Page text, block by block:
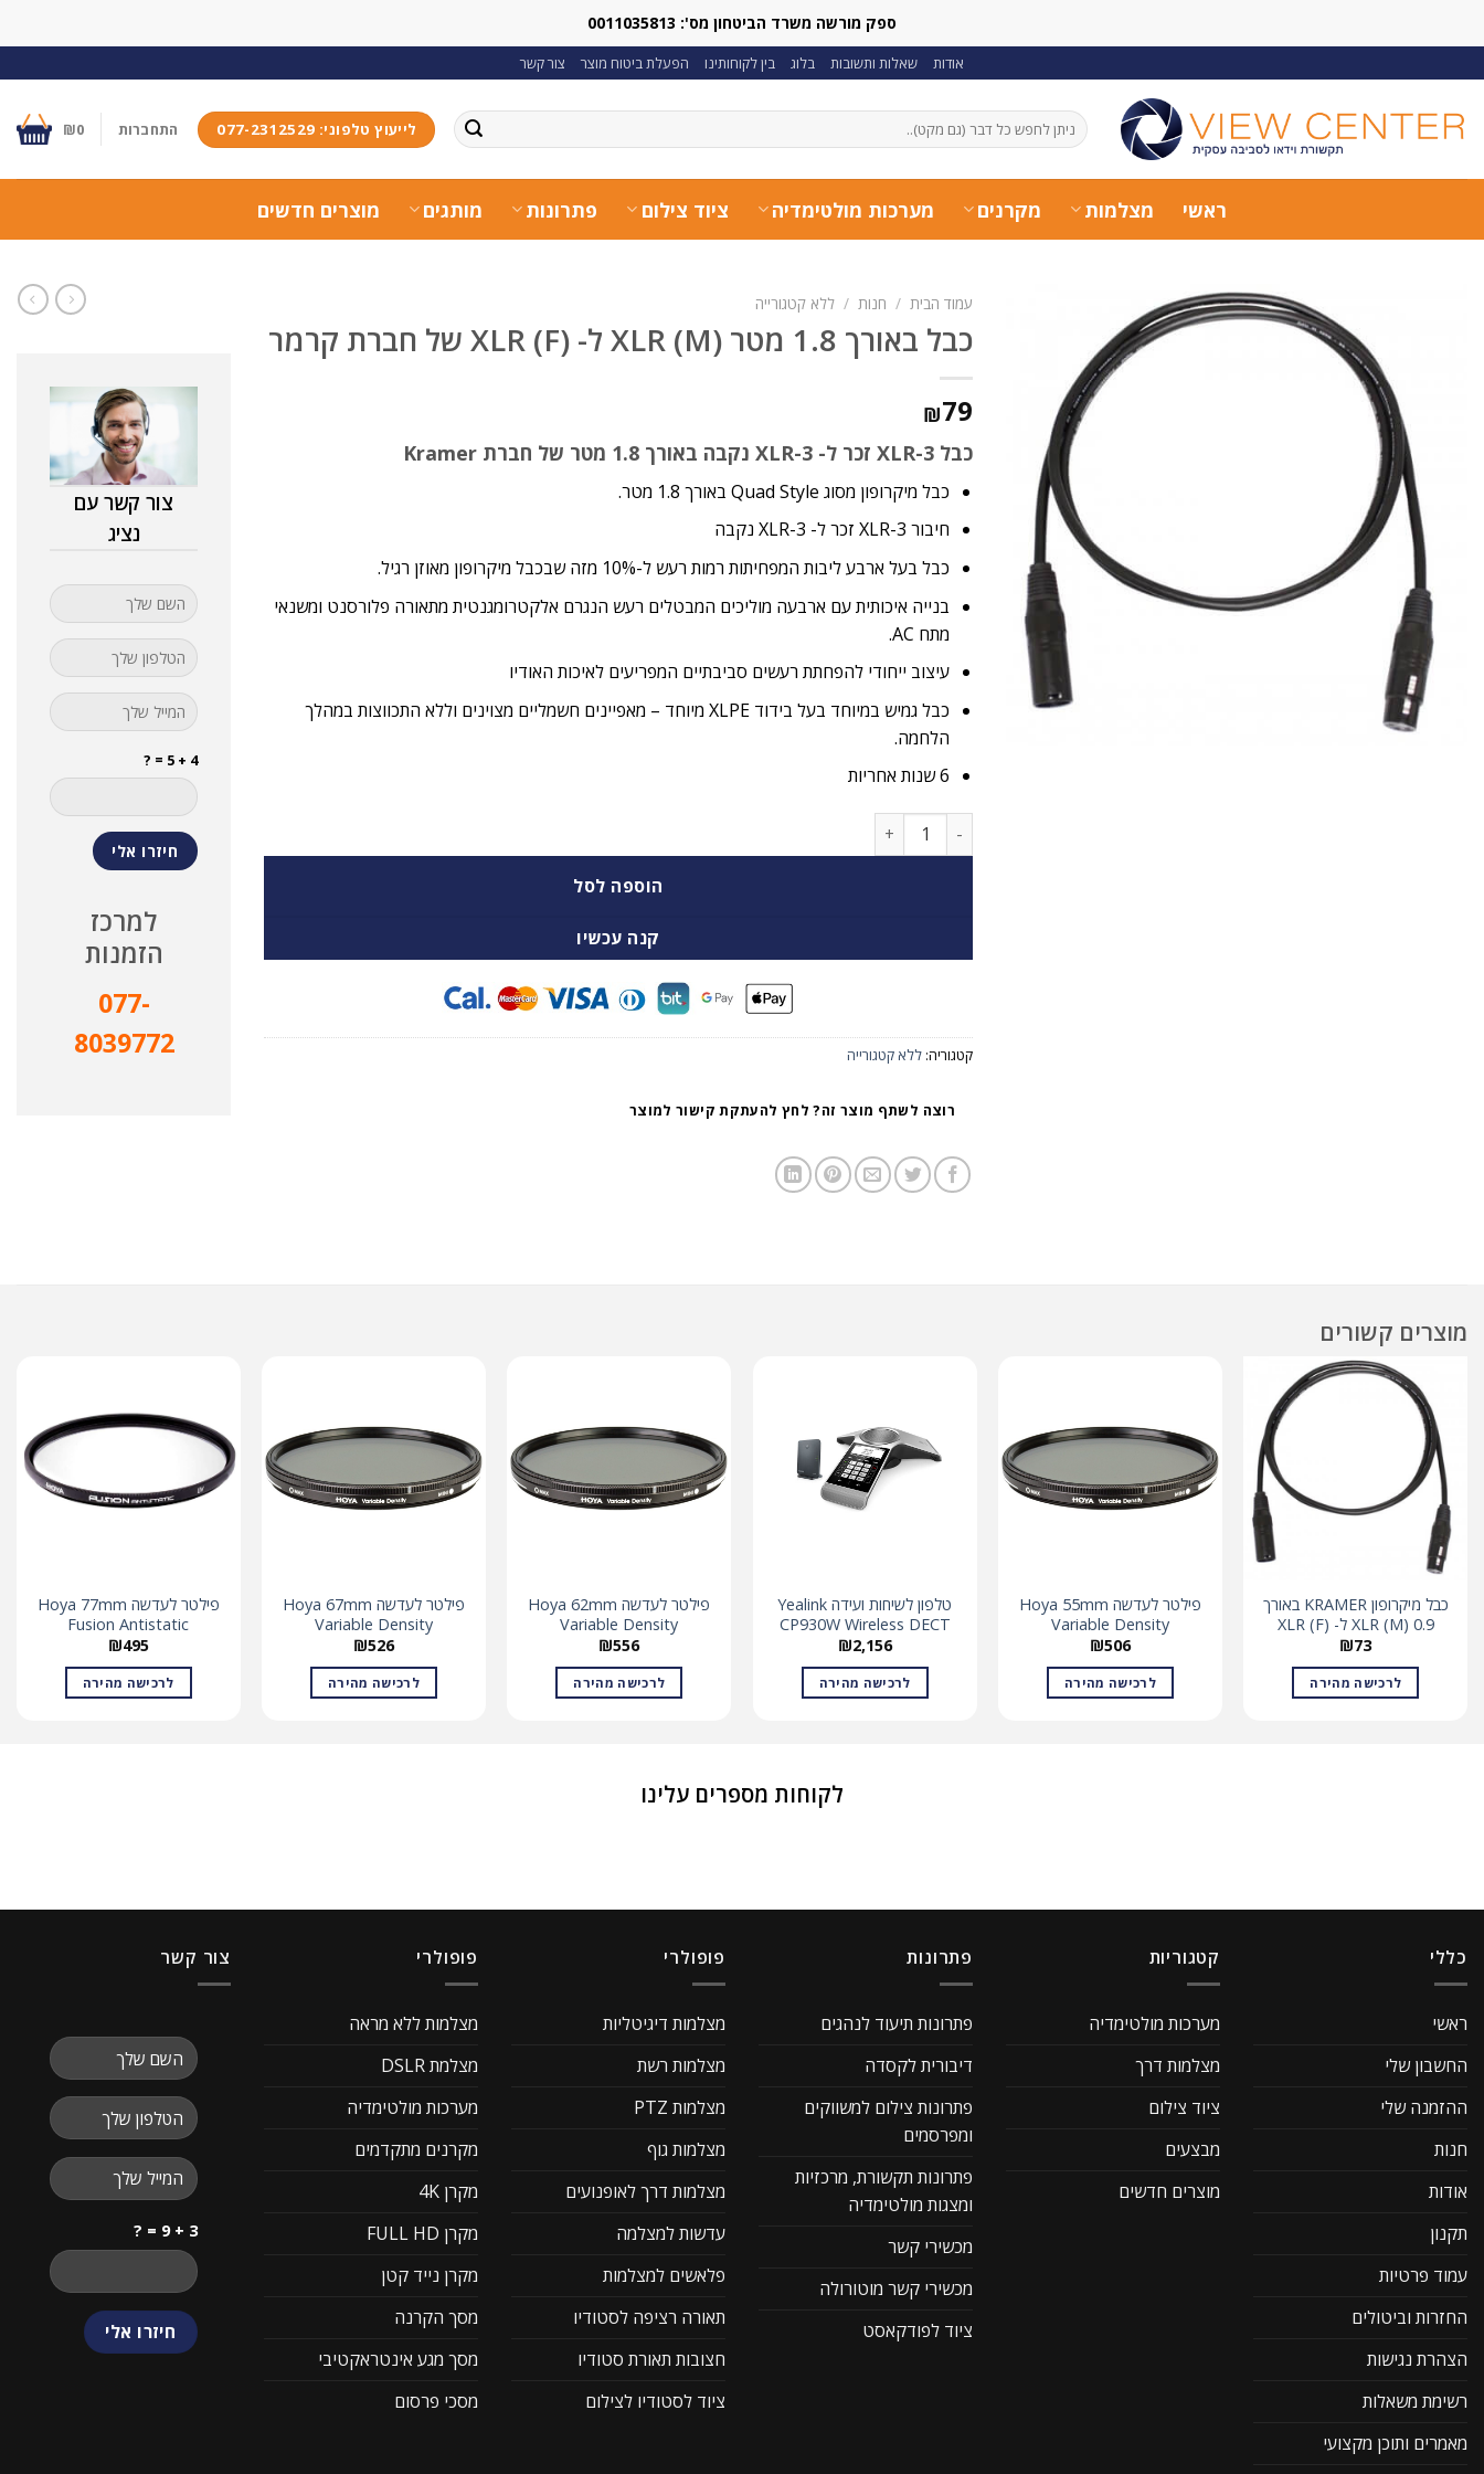
ספק מורשה משרד הביטחון מס': 0011035813
אודות שאלות ותשובות בלוג בין לקוחותינו הפעלת ביטוח מוצר צור קשר
חיפוש
עבור:
לייעוץ טלפוני: 077-2312529 התחברות ₪0
ראשי מצלמות מקרנים מערכות מולטימדיה ציוד צילום פתרונות מותגים מוצרים חדשים
עמוד הבית / חנות / ללא קטגורייה
כבל באורך 1.8 מטר XLR (M) ל- XLR (F) של חברת קרמר
₪79
כבל XLR-3 זכר ל- XLR-3 נקבה באורך 1.8 מטר של חברת Kramer
כבל מיקרופון מסוג Quad Style באורך 1.8 מטר.
חיבור
XLR-3 זכר ל- XLR-3 נקבה
כבל בעל ארבע ליבות המפחיתות רמות רעש ל-10% מזה שבכבל מיקרופון מאוזן רגיל.
בנייה איכותית עם ארבעה מוליכים המבטלים רעש הנגרם אלקטרומגנטית מתאורה פלורסנט ומשנאי
מתח AC.
עיצוב ייחודי להפחתת רעשים סביבתיים המפריעים לאיכות האודיו
כבל גמיש במיוחד בעל בידוד XLPE מיוחד – מאפיינים חשמליים מצוינים וללא התכווצות במהלך
הלחמה.
6 שנות אחריות
כמות של כבל באורך 1.8 מטר XLR (M) ל- XLR (F) של חברת קרמר
הוספה לסל
קנה עכשיו
קטגוריה: ללא קטגורייה
רוצה לשתף מוצר זה? לחץ להעתקת קישור למוצר
צור קשר עם
נציג
4 + 5 = ?
למרכז
הזמנות
077-
8039772
מוצרים קשורים
כבל מיקרופון KRAMER באורך
0.9 XLR (M) ל- XLR (F)
₪73
לרכישה מהירה
פילטר לעדשה Hoya 55mm
Variable Density
₪506
לרכישה מהירה
טלפון לשיחות ועידה Yealink
CP930W Wireless DECT
₪2,156
לרכישה מהירה
פילטר לעדשה Hoya 62mm
Variable Density
₪556
לרכישה מהירה
פילטר לעדשה Hoya 67mm
Variable Density
₪526
לרכישה מהירה
פילטר לעדשה Hoya 77mm
Fusion Antistatic
₪495
לרכישה מהירה
לקוחות מספרים עלינו
כללי
ראשי
החשבון שלי
ההזמנה שלי
חנות
אודות
תקנון
עמוד פרטיות
החזרות וביטולים
הצהרת נגישות
רשימת משאלות
מאמרים ותוכן מקצועי
קטגוריות
מערכות מולטימדיה
מצלמות דרך
ציוד צילום
מבצעים
מוצרים חדשים
פתרונות
פתרונות תיעוד לנהגים
דיבורית לקסדה
פתרונות צילום למשווקים
ומפרסמים
פתרונות תקשורת, מרכזיות
ומצגות מולטימדיה
מכשירי קשר
מכשירי קשר מוטורולה
ציוד לפודקאסט
פופולרי
מצלמות דיגיטליות
מצלמות רשת
מצלמות PTZ
מצלמות גוף
מצלמות דרך לאופנועים
עדשות למצלמה
פלאשים למצלמות
תאורה רציפה לסטודיו
חצובות תאורת סטודיו
ציוד לסטודיו לצילום
פופולרי
מצלמות ללא מראה
מצלמת DSLR
מערכות מולטימדיה
מקרנים מתקדמים
מקרן 4K
מקרן FULL HD
מקרן נייד קטן
מסך הקרנה
מסך מגע אינטראקטיבי
מסכי פרסום
צור קשר
3 + 9 = ?